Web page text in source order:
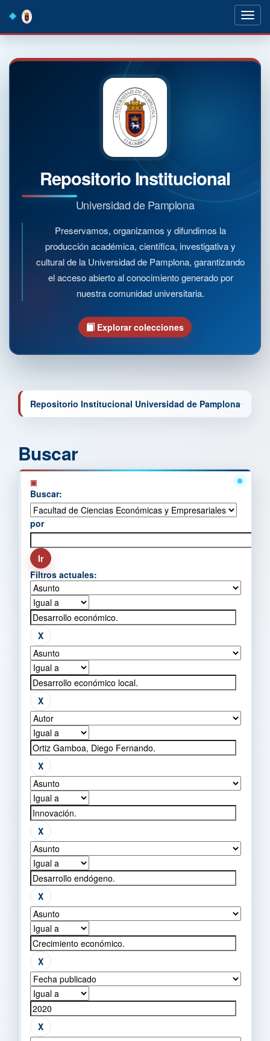
navigation
Repositorio Institucional
Universidad de Pamplona
Preservamos, organizamos y difundimos la
producción académica, científica, investigativa y
cultural de la Universidad de Pamplona, garantizando
el acceso abierto al conocimiento generado por
nuestra comunidad universitaria.
Explorar colecciones
Repositorio Institucional Universidad de Pamplona
Buscar
Buscar:
por
Filtros actuales: